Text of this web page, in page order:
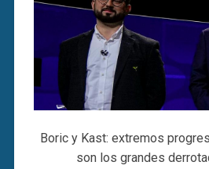
Boric y Kast: extremos
son los grandes